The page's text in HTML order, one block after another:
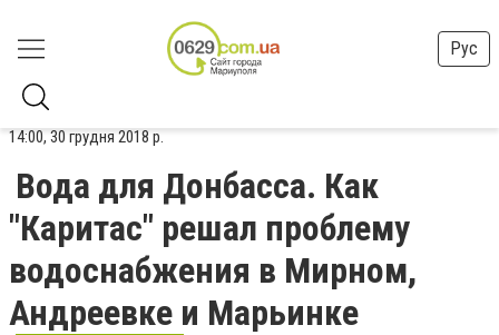
Рус
14:00, 30 грудня 2018 р.
Вода для Донбасса. Как
"Каритас" решал проблему
водоснабжения в Мирном,
Андреевке и Марьинке